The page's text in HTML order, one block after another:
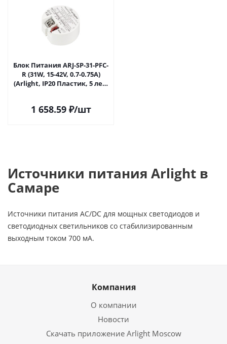
Блок Питания ARJ-SP-31-PFC-
R (31W, 15-42V, 0.7-0.75A)
(Arlight, IP20 Пластик, 5 лет)
1 658.59₽/шт
Источники питания Arlight в
Самаре
Источники питания AC/DC для мощных светодиодов и
светодиодных светильников со стабилизированным
выходным током 700 мА.
Компания
О компании
Новости
Скачать приложение Arlight Moscow